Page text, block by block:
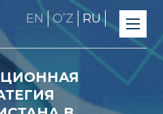
EN OʼZ RU